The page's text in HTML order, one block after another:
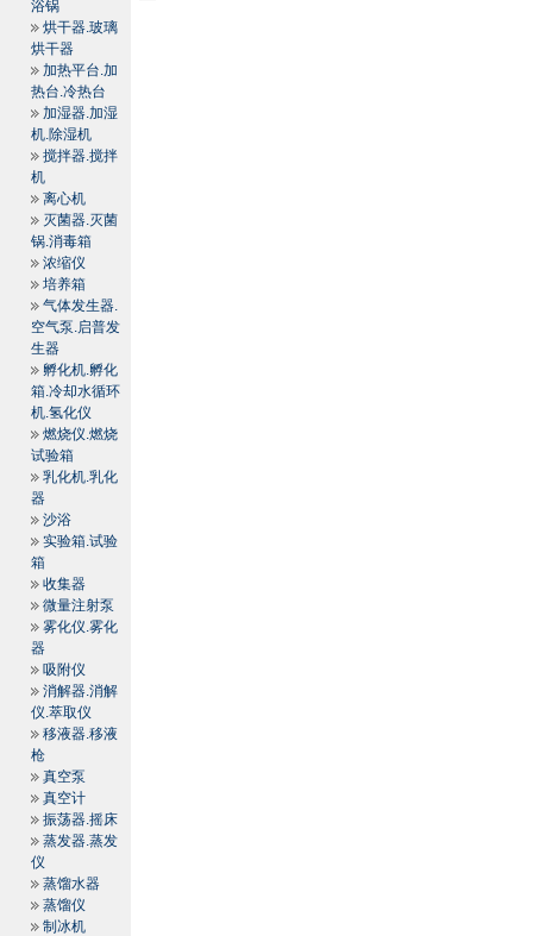
浴锅
烘干器.玻璃
烘干器
加热平台.加
热台.冷热台
加湿器.加湿
机.除湿机
搅拌器.搅拌
机
离心机
灭菌器.灭菌
锅.消毒箱
浓缩仪
培养箱
气体发生器.
空气泵.启普发
生器
孵化机.孵化
箱.冷却水循环
机.氢化仪
燃烧仪.燃烧
试验箱
乳化机.乳化
器
沙浴
实验箱.试验
箱
收集器
微量注射泵
雾化仪.雾化
器
吸附仪
消解器.消解
仪.萃取仪
移液器.移液
枪
真空泵
真空计
振荡器.摇床
蒸发器.蒸发
仪
蒸馏水器
蒸馏仪
制冰机